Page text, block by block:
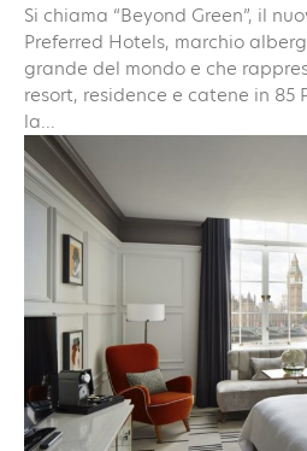
Si chiama “Beyond Green”, il
Preferred Hotels, marchio
grande del mondo e che
resort, residence e catene in 85
la...